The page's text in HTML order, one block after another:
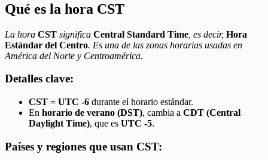
Qué es la hora CST
La hora CST significa Central Standard Time , es decir, Hora
Estándar del Centro. Es una de las zonas horarias usadas en
América del Norte y Centroamérica.
Detalles clave:
CST = UTC -6 durante el horario estándar.
En horario de verano (DST), cambia a CDT (Central
Daylight Time), que es UTC -5.
Países y regiones que usan CST: